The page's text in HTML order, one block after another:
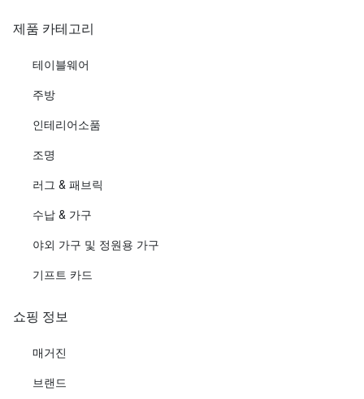
제품 카테고리
테이블웨어
주방
인테리어소품
조명
러그 & 패브릭
수납 & 가구
야외 가구 및 정원용 가구
기프트 카드
쇼핑 정보
매거진
브랜드